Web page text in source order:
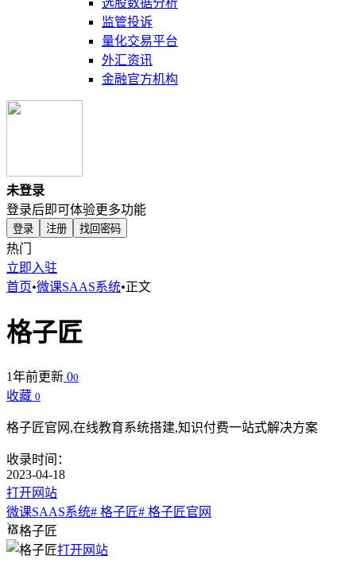
选股数据分析
监管投诉
量化交易平台
外汇资讯
金融官方机构
未登录
登录后即可体验更多功能
登录 注册 找回密码
热门
立即入驻
首页•微课SAAS系统•正文
格子匠
1年前更新 00
收藏 0
格子匠官网,在线教育系统搭建,知识付费一站式解决方案
收录时间：
2023-04-18
打开网站
微课SAAS系统# 格子匠# 格子匠官网
格子匠
打开网站